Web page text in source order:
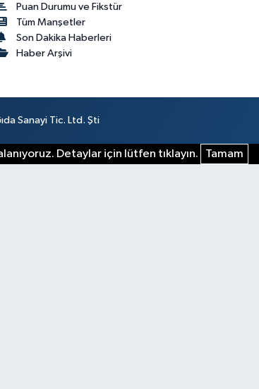
Puan Durumu ve Fikstür
Tüm Manşetler
Son Dakika Haberleri
Haber Arşivi
Sanayi Tic. Ltd. Şti
Detaylar için lütfen tıklayın. Tamam